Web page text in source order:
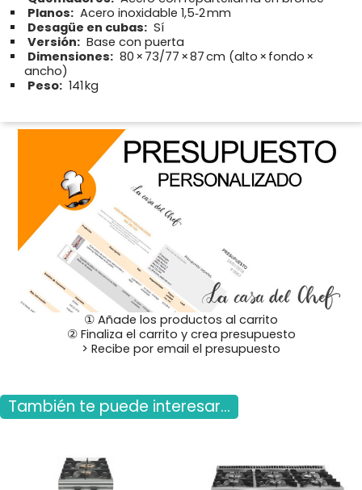
Planos: Acero inoxidable 1,5‑2 mm
Desagüe en cubas: Sí
Versión: Base con puerta
Dimensiones: 80 × 73/77 × 87 cm (alto × fondo ×
ancho)
Peso: 141 kg
① Añade los productos al carrito
② Finaliza el carrito y crea presupuesto
> Recibe por email el presupuesto
También te puede interesar...